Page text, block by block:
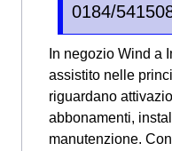
0184/
In negozio Wind a
assistito nelle
riguardano
abbonamenti,
manutenzione.